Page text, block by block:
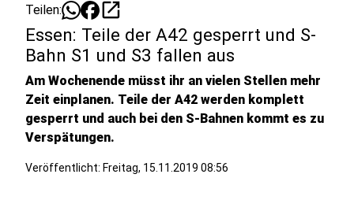
Teilen: open_in_new
Essen: Teile der A42 gesperrt und S-
Bahn S1 und S3 fallen aus
Am Wochenende müsst ihr an vielen Stellen mehr
Zeit einplanen. Teile der A42 werden komplett
gesperrt und auch bei den S-Bahnen kommt es zu
Verspätungen.
Veröffentlicht: Freitag, 15.11.2019 08:56